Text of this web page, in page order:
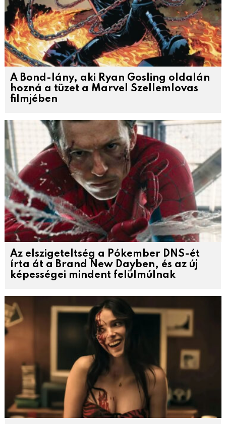
A Bond-lány, aki Ryan Gosling oldalán
hozná a tüzet a Marvel Szellemlovas
filmjében
Az elszigeteltség a Pókember DNS-ét
írta át a Brand New Dayben, és az új
képességei mindent felülmúlnak